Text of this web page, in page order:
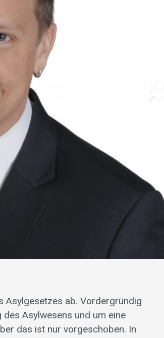
Asylgesetzes ab. Vordergründig
Asylwesens und um eine
das ist nur vorgeschoben. In